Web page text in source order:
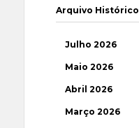
Arquivo Histórico
Julho 2026
Maio 2026
Abril 2026
Março 2026